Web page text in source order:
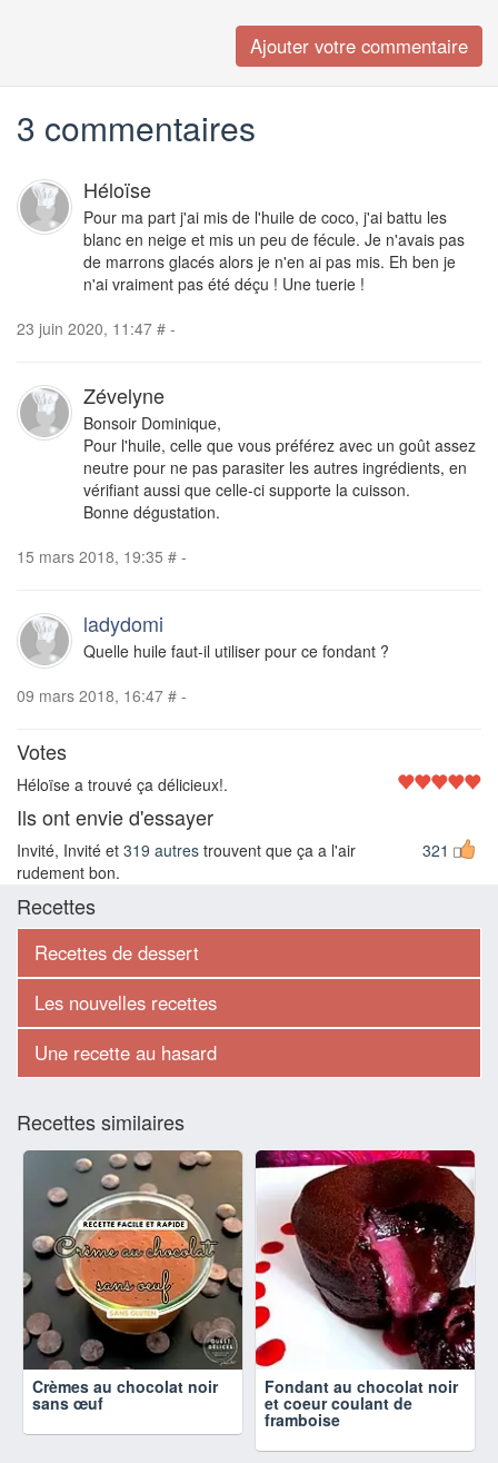
3 commentaires
Héloïse
Pour ma part j'ai mis de l'huile de coco, j'ai battu les
blanc en neige et mis un peu de fécule. Je n'avais pas
de marrons glacés alors je n'en ai pas mis. Eh ben je
n'ai vraiment pas été déçu ! Une tuerie !
23 juin 2020, 11:47 # -
Zévelyne
Bonsoir Dominique,
Pour l'huile, celle que vous préférez avec un goût assez
neutre pour ne pas parasiter les autres ingrédients, en
vérifiant aussi que celle-ci supporte la cuisson.
Bonne dégustation.
15 mars 2018, 19:35 # -
ladydomi
Quelle huile faut-il utiliser pour ce fondant ?
09 mars 2018, 16:47 # -
Votes
Héloïse a trouvé ça délicieux!.
Ils ont envie d'essayer
321
Invité, Invité et 319 autres trouvent que ça a l'air
rudement bon.
Recettes
Recettes de dessert
Les nouvelles recettes
Une recette au hasard
Recettes similaires
Crèmes au chocolat noir
sans œuf
Fondant au chocolat noir
et coeur coulant de
framboise